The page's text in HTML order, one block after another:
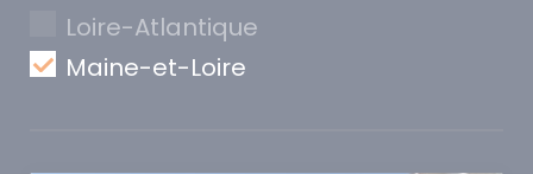
Loire-Atlantique
Maine-et-Loire